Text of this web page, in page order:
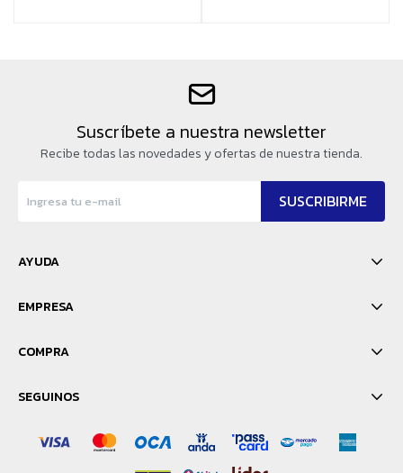
Suscríbete a nuestra newsletter
Recibe todas las novedades y ofertas de nuestra tienda.
SUSCRIBIRME
AYUDA
EMPRESA
COMPRA
SEGUINOS